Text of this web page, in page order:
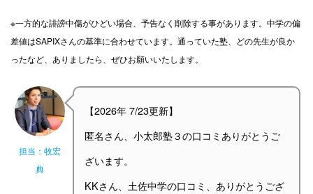
※一方的な誹謗中傷がひどい場合、予告なく削除する事があります。中学の偏
差値はSAPIXさんの基準に合わせています。通っていた塾、どの先生が良か
ったなど、ありましたら、ぜひお願いいたします。
担当：牧宏
典
【2026年 7/23更新】
匿名さん、小太郎塾３の口コミありがとうご
ざいます。
KKさん、土佐中学の口コミ、ありがとうござ